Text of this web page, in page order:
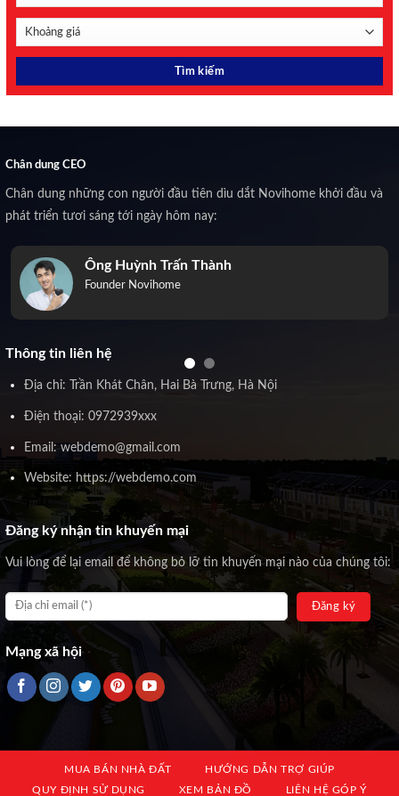
Chân dung CEO
Chân dung những con người đầu tiên dìu dắt Novihome khởi đầu và
phát triển tươi sáng tới ngày hôm nay:
Ông Huỳnh Trấn Thành
Founder Novihome
Thông tin liên hệ
Địa chỉ: Trần Khát Chân, Hai Bà Trưng, Hà Nội
Điện thoại: 0972939xxx
Email: webdemo@gmail.com
Website: https://webdemo.com
Đăng ký nhận tin khuyến mại
Vui lòng để lại email để không bỏ lỡ tin khuyến mại nào của chúng tôi:
Mạng xã hội
MUA BÁN NHÀ ĐẤT
HƯỚNG DẪN TRỢ GIÚP
QUY ĐỊNH SỬ DỤNG
XEM BẢN ĐỒ LIÊN HỆ GÓP Ý